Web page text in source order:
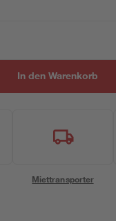
In den Warenkorb
Miettransporter